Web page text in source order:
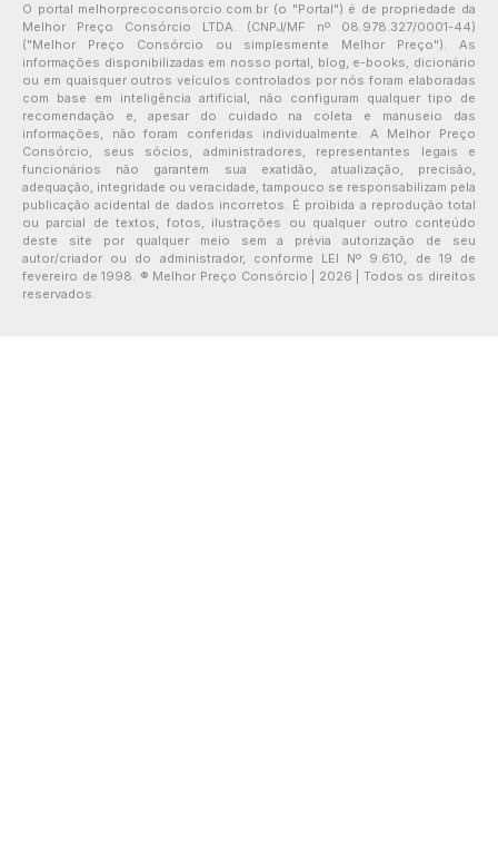
O portal melhorprecoconsorcio.com.br (o "Portal") é de propriedade da
Melhor Preço Consórcio LTDA. (CNPJ/MF nº 08.978.327/0001-44)
("Melhor Preço Consórcio ou simplesmente Melhor Preço"). As
informações disponibilizadas em nosso portal, blog, e-books, dicionário
ou em quaisquer outros veículos controlados por nós foram elaboradas
com base em inteligência artificial, não configuram qualquer tipo de
recomendação e, apesar do cuidado na coleta e manuseio das
informações, não foram conferidas individualmente. A Melhor Preço
Consórcio, seus sócios, administradores, representantes legais e
funcionários não garantem sua exatidão, atualização, precisão,
adequação, integridade ou veracidade, tampouco se responsabilizam pela
publicação acidental de dados incorretos. É proibida a reprodução total
ou parcial de textos, fotos, ilustrações ou qualquer outro conteúdo
deste site por qualquer meio sem a prévia autorização de seu
autor/criador ou do administrador, conforme LEI Nº 9.610, de 19 de
fevereiro de 1998. ® Melhor Preço Consórcio | 2026 | Todos os direitos
reservados.